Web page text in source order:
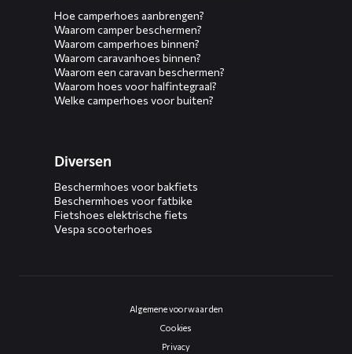
Hoe camperhoes aanbrengen?
Waarom camper beschermen?
Waarom camperhoes binnen?
Waarom caravanhoes binnen?
Waarom een caravan beschermen?
Waarom hoes voor halfintegraal?
Welke camperhoes voor buiten?
Diversen
Beschermhoes voor bakfiets
Beschermhoes voor fatbike
Fietshoes elektrische fiets
Vespa scooterhoes
Algemene voorwaarden
Cookies
Privacy